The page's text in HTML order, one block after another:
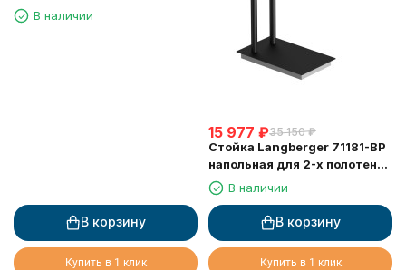
зеркала хром (74183)
В наличии
В корзину
Купить в 1 клик
15 977 ₽35 150 ₽
Стойка Langberger 71181-BP
напольная для 2-х полотенец
чернаяВ наличии
В корзину
Купить в 1 клик